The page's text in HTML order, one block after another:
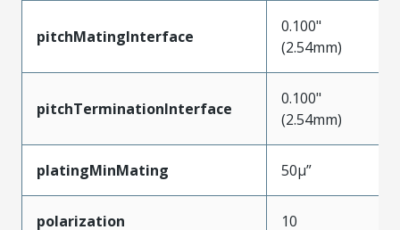
pitchMatingInterface
0.100"
(2.54mm)
pitchTerminationInterface
0.100"
(2.54mm)
platingMinMating 50µ”
polarization 10